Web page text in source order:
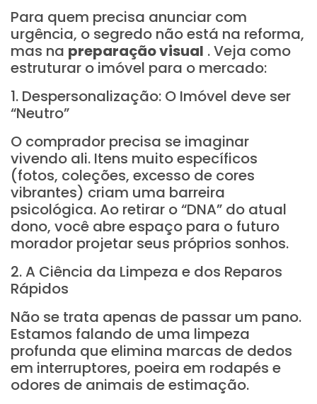
Para quem precisa anunciar com
urgência, o segredo não está na reforma,
mas na preparação visual . Veja como
estruturar o imóvel para o mercado:
1. Despersonalização: O Imóvel deve ser
“Neutro”
O comprador precisa se imaginar
vivendo ali. Itens muito específicos
(fotos, coleções, excesso de cores
vibrantes) criam uma barreira
psicológica. Ao retirar o “DNA” do atual
dono, você abre espaço para o futuro
morador projetar seus próprios sonhos.
2. A Ciência da Limpeza e dos Reparos
Rápidos
Não se trata apenas de passar um pano.
Estamos falando de uma limpeza
profunda que elimina marcas de dedos
em interruptores, poeira em rodapés e
odores de animais de estimação.